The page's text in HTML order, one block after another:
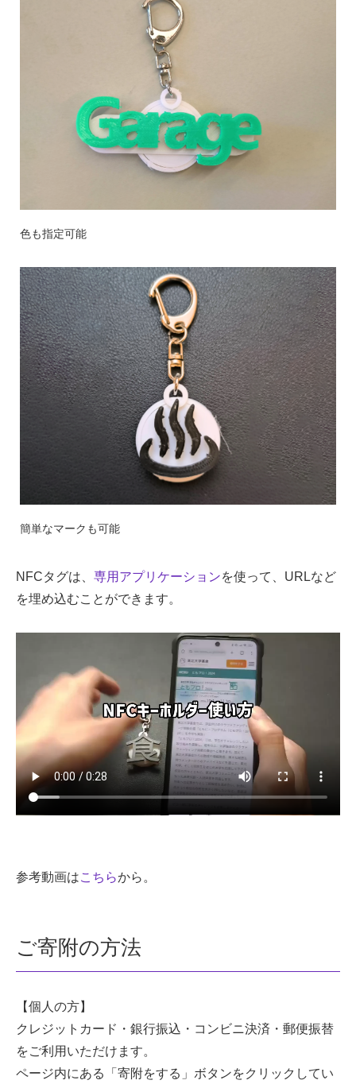
色も指定可能
簡単なマークも可能
NFCタグは、 専用アプリケーションを使って、URLなど
を埋め込むことができます。
参考動画はこちらから。
ご寄附の方法
【個人の方】
クレジットカード・銀行振込・コンビニ決済・郵便振替
をご利用いただけます。
ページ内にある「寄附をする」ボタンをクリックしてい